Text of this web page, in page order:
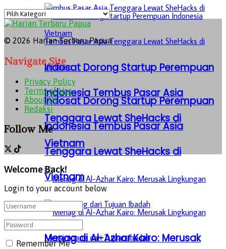
Indosat Dorong Startup Perempuan
Indonesia Tembus Pasar Asia
Tenggara Lewat SheHacks di
Vietnam
Menag di Al-Azhar Kairo: Merusak
Indosat Dorong Startup Perempuan
Indonesia Tembus Pasar Asia
Tenggara Lewat SheHacks di
Vietnam
Kategori
© 2026 Harian Terbaru Papua
Navigate Site
Privacy Policy
Terms of Use
About Us
Redaksi
Follow Me
Welcome Back!
Login to your account below
Remember Me